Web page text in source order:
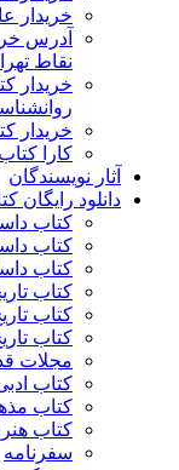
خریدار
آدرس
نقاط
خریدار
خریدار
کارا
آثار نویسندگان
دانلود رایگان
کتاب
کتاب
کتاب
کتاب
کتاب
کتاب
مجلات
کتاب
کتاب
کتاب
سفرنامه